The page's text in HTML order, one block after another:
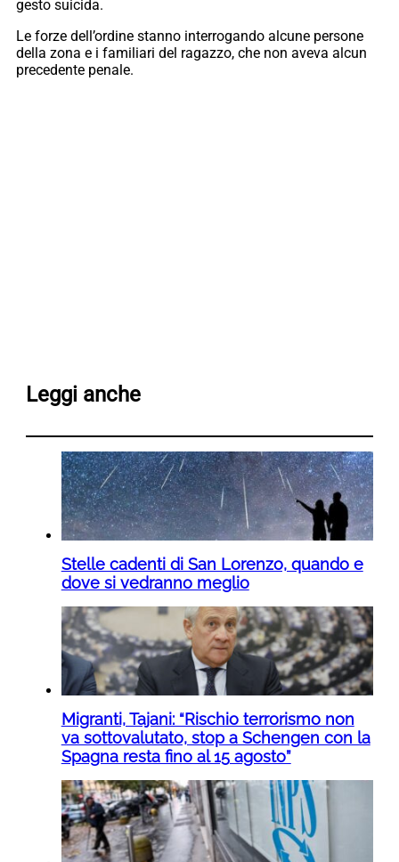
gesto suicida.
Le forze dell’ordine stanno interrogando alcune persone
della zona e i familiari del ragazzo, che non aveva alcun
precedente penale.
Leggi anche
Stelle cadenti di San Lorenzo, quando e
dove si vedranno meglio
Migranti, Tajani: “Rischio terrorismo non
va sottovalutato, stop a Schengen con la
Spagna resta fino al 15 agosto”